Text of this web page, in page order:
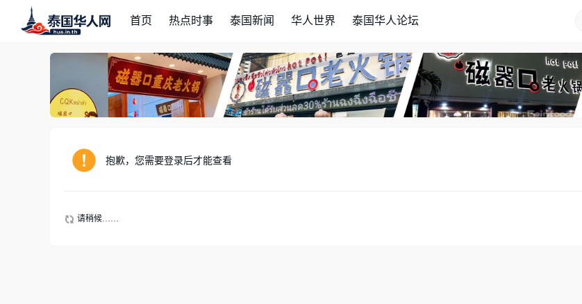
首页 热点时事 泰国新闻 华人世界 泰国华人论坛
抱歉，您需要登录后才能查看
请稍候……